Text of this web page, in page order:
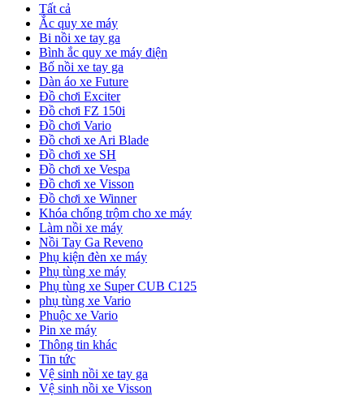
Tất cả
Ắc quy xe máy
Bi nồi xe tay ga
Bình ắc quy xe máy điện
Bố nồi xe tay ga
Dàn áo xe Future
Đồ chơi Exciter
Đồ chơi FZ 150i
Đồ chơi Vario
Đồ chơi xe Ari Blade
Đồ chơi xe SH
Đồ chơi xe Vespa
Đồ chơi xe Visson
Đồ chơi xe Winner
Khóa chống trộm cho xe máy
Làm nồi xe máy
Nồi Tay Ga Reveno
Phụ kiện đèn xe máy
Phụ tùng xe máy
Phụ tùng xe Super CUB C125
phụ tùng xe Vario
Phuộc xe Vario
Pin xe máy
Thông tin khác
Tin tức
Vệ sinh nồi xe tay ga
Vệ sinh nồi xe Visson